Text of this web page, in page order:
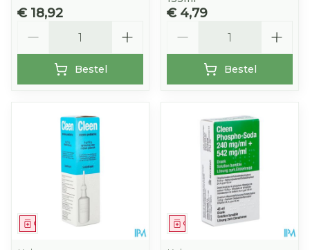
€ 18,92
Bestel
€ 4,79
Bestel
Geneesmiddel Geneesmiddel